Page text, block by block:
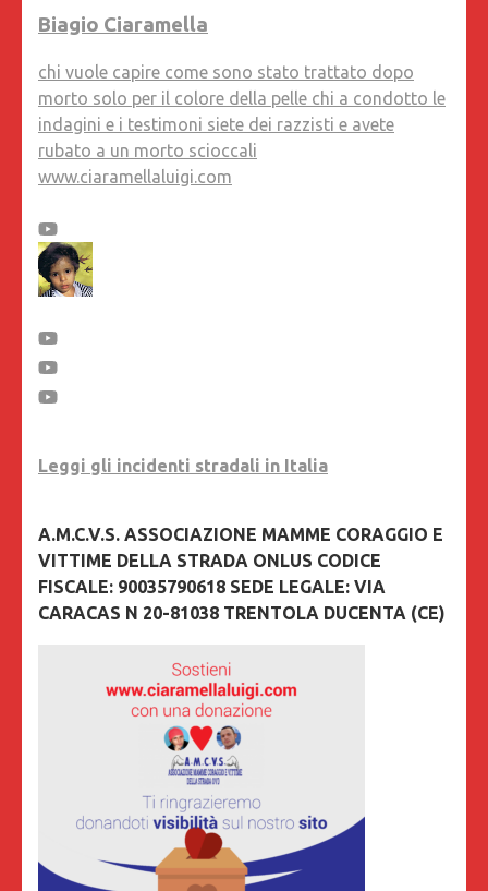
Biagio Ciaramella
chi vuole capire come sono stato trattato dopo
morto solo per il colore della pelle chi a condotto le
indagini e i testimoni siete dei razzisti e avete
rubato a un morto scioccali
www.ciaramellaluigi.com
Leggi gli incidenti stradali in Italia
A.M.C.V.S. ASSOCIAZIONE MAMME CORAGGIO E
VITTIME DELLA STRADA ONLUS CODICE
FISCALE: 90035790618 SEDE LEGALE: VIA
CARACAS N 20-81038 TRENTOLA DUCENTA (CE)